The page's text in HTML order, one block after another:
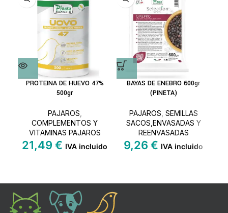
PROTEINA DE HUEVO 47%
500gr
PAJAROS
COMPLEMENTOS Y
VITAMINAS PAJAROS
21,49 € IVA incluido
BAYAS DE ENEBRO 600gr
(PINETA)
PAJAROS SEMILLAS
SACOS,ENVASADAS Y
REENVASADAS
9,26 € IVA incluido